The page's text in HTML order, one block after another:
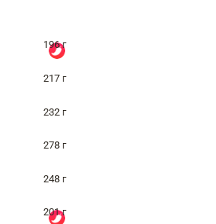
196 г
217 г
232 г
278 г
248 г
201 г